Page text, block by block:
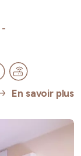
-
En savoir plus